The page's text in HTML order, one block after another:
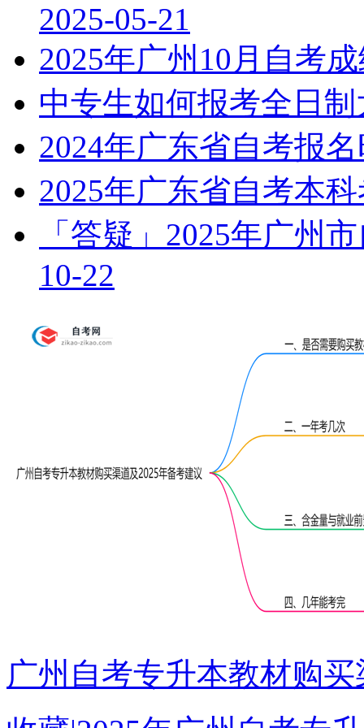
2025-05-21
2025年广州10月自考
中专生如何报考全日
2024年广东省自考报
2025年广东省自考本
「答疑」2025年广州
10-22
广州自考专升本教材购